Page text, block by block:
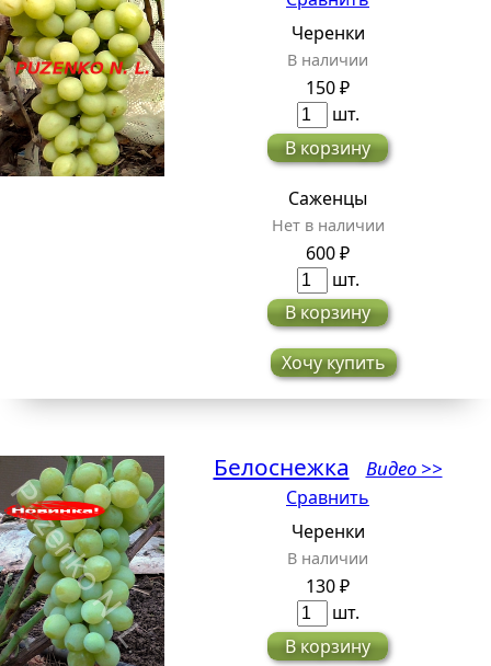
Черенки
В наличии
150 ₽
шт.
В корзину
Саженцы
Нет в наличии
600 ₽
шт.
В корзину
Хочу купить
Белоснежка Видео >>
Сравнить
Черенки
В наличии
130 ₽
шт.
В корзину